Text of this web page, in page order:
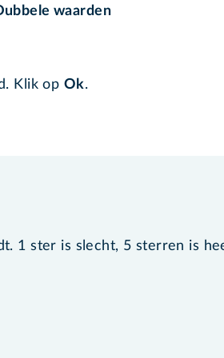
waarden
Klik op Ok.
1 ster is slecht, 5 sterren is